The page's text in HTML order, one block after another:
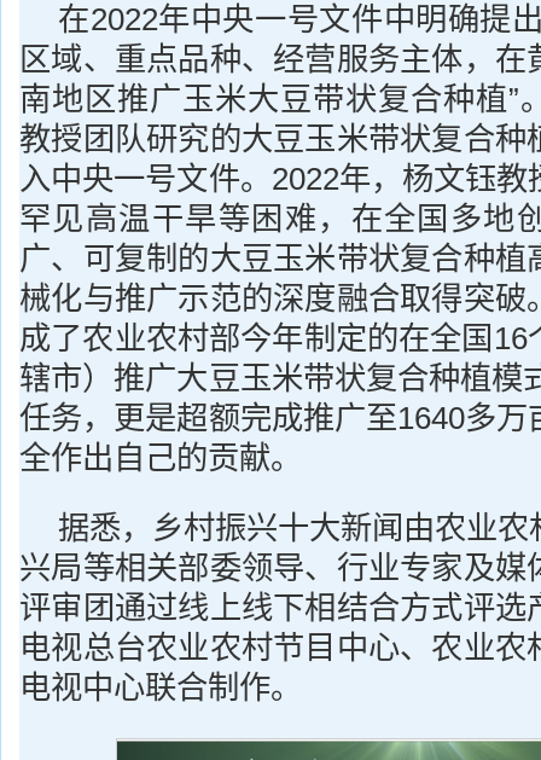
在2022年中央一号文件中明确提
区域、重点品种、经营服务主体，在
南地区推广玉米大豆带状复合种植”
教授团队研究的大豆玉米带状复合种
入中央一号文件。2022年，杨文钰
罕见高温干旱等困难，在全国多地
广、可复制的大豆玉米带状复合种植
械化与推广示范的深度融合取得突破
成了农业农村部今年制定的在全国16
辖市）推广大豆玉米带状复合种植模
任务，更是超额完成推广至1640多
全作出自己的贡献。
据悉，乡村振兴十大新闻由农业
兴局等相关部委领导、行业专家及媒
评审团通过线上线下相结合方式评选
电视总台农业农村节目中心、农业农
电视中心联合制作。